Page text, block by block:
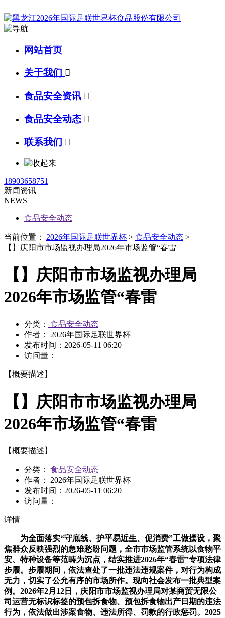
网站首页
关于我们 
食品安全资讯 
食品安全动态 
联系我们 
18903658751
新闻资讯
NEWS
食品安全动态
当前位置： 2026年国际足联世界杯 > 食品安全动态 >
【】庆阳市市场监视办理局2026年市场监管“春雷
【】庆阳市市场监视办理局
2026年市场监管“春雷
分类：
食品安全动态
作者： 2026年国际足联世界杯
发布时间： 2026-05-11 06:20
访问量：
【概要描述】
【】庆阳市市场监视办理局
2026年市场监管“春雷
【概要描述】
分类：
食品安全动态
作者： 2026年国际足联世界杯
发布时间： 2026-05-11 06:20
访问量：
详情
为全面落实“守底线、护平易近生、促消费”工做摆设，聚
焦群众反映强烈的急难愁盼问题，全市市场监管系统以食物平
安、特种设备等范畴为沉点，结实推进2026年“春雷”专项法律
步履。步履期间，依法查处了一批违法违规案件，对行为构成
无力，切实了公允有序的市场所作。现向社会发布一批典型案
例。2026年2月12日，庆阳市市场监视办理局对某商贸无限公
司运营无标识标签的预包拆食物、预包拆食物出产日期的违法
行为，依法做出涉案食物、违法所得、罚款的行政惩罚。2025